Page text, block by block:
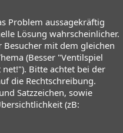
Problem aussagekräftig
Lösung wahrscheinlicher.
mit dem gleichen
(Besser "Ventilspiel
Bitte achtet bei der
die Rechtschreibung.
Satzzeichen, sowie
(zB: